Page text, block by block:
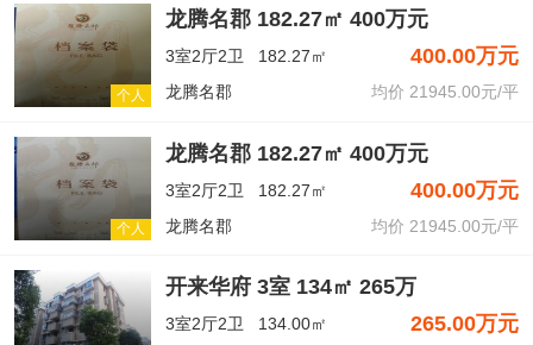
个人
龙腾名郡 182.27㎡ 400万元
3室2厅2卫 182.27㎡ 400.00万元
龙腾名郡 均价 21945.00元/平
个人
龙腾名郡 182.27㎡ 400万元
3室2厅2卫 182.27㎡ 400.00万元
龙腾名郡 均价 21945.00元/平
开来华府 3室 134㎡ 265万
3室2厅2卫 134.00㎡ 265.00万元